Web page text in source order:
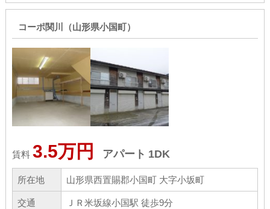
コーポ関川（山形県小国町）
賃料 3.5万円 アパート 1DK
所在地 山形県西置賜郡小国町 大字小坂町
交通 ＪＲ米坂線小国駅 徒歩9分